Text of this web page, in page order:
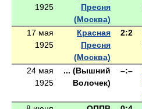
1925
Пресня
(Москва)
17 мая
1925
Красная
Пресня
(Москва)
2:2
24 мая
1925
... (Вышний
Волочек)
–:–